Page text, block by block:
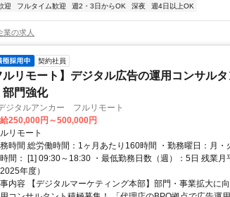
迎
フルタイム歓迎 週2・3日からOK 深夜 週4日以上OK
業の求人
契約社員
ルリモート】デジタル広告の運用コンサル
部門強化
ジタルアンカー フルリモート
250,000円～500,000円
リモート
時間 総労働時間：1ヶ月あたり160時間 ・勤務曜日：月・
間： [1] 09:30～18:30 ・最低勤務日数（週）：5日 残業月
2025年度）
内容 【デジタルマーケティング本部】部門・事業拡大に